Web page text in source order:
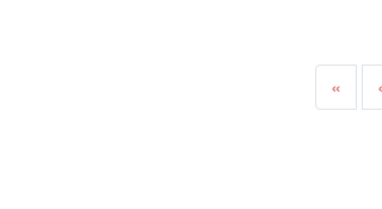
« ‹